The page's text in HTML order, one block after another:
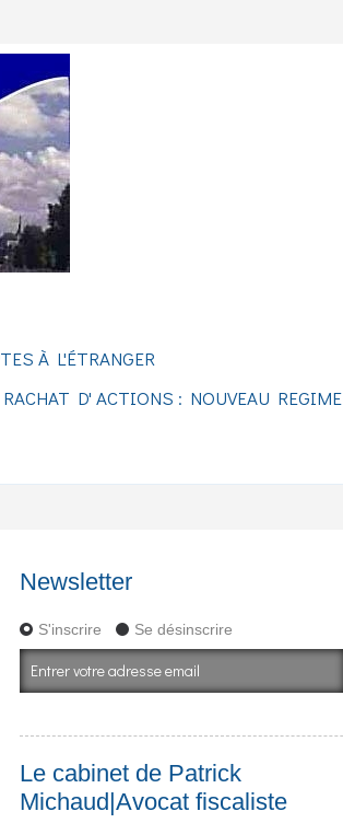
À L'ÉTRANGER
RACHAT D' ACTIONS : NOUVEAU REGIME
Newsletter
S'inscrire Se désinscrire
Le cabinet de Patrick
Michaud|Avocat fiscaliste